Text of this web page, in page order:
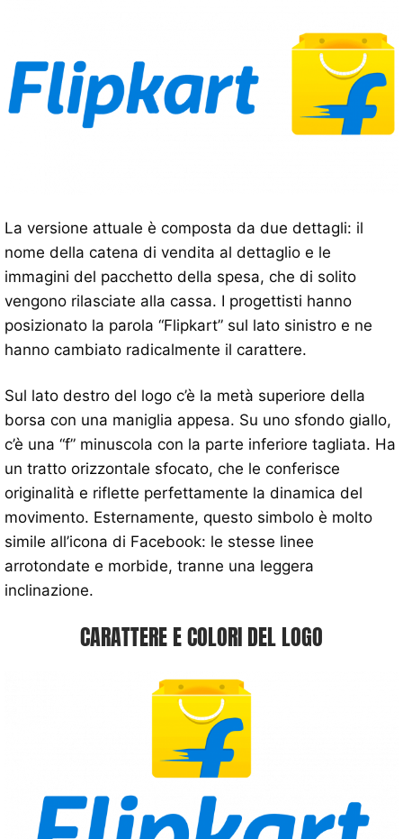
La versione attuale è composta da due dettagli: il
nome della catena di vendita al dettaglio e le
immagini del pacchetto della spesa, che di solito
vengono rilasciate alla cassa. I progettisti hanno
posizionato la parola “Flipkart” sul lato sinistro e ne
hanno cambiato radicalmente il carattere.
Sul lato destro del logo c’è la metà superiore della
borsa con una maniglia appesa. Su uno sfondo giallo,
c’è una “f” minuscola con la parte inferiore tagliata. Ha
un tratto orizzontale sfocato, che le conferisce
originalità e riflette perfettamente la dinamica del
movimento. Esternamente, questo simbolo è molto
simile all’icona di Facebook: le stesse linee
arrotondate e morbide, tranne una leggera
inclinazione.
CARATTERE E COLORI DEL LOGO